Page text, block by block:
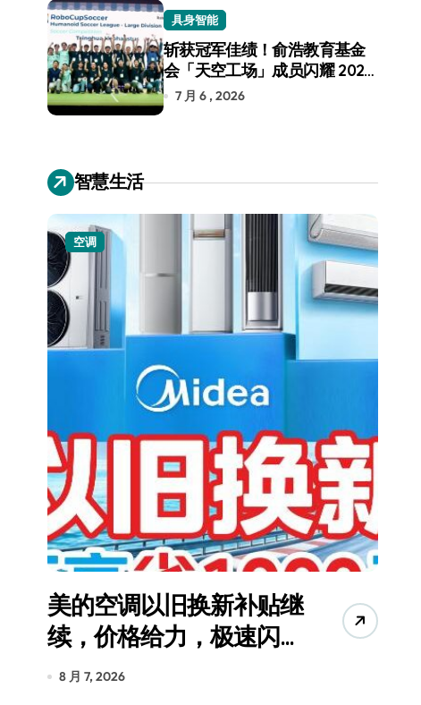
具身智能
斩获冠军佳绩！俞浩教育基金
会「天空工场」成员闪耀 2026
RoboCup 机器人世界杯
7 月 6 , 2026
智慧生活
空调
美的空调以旧换新补贴继
续，价格给力，极速闪
装！
8 月 7, 2026